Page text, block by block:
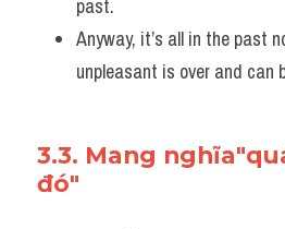
past.
Anyway, it’s all in the past
unpleasant is over and can
3.3. Mang
đó"